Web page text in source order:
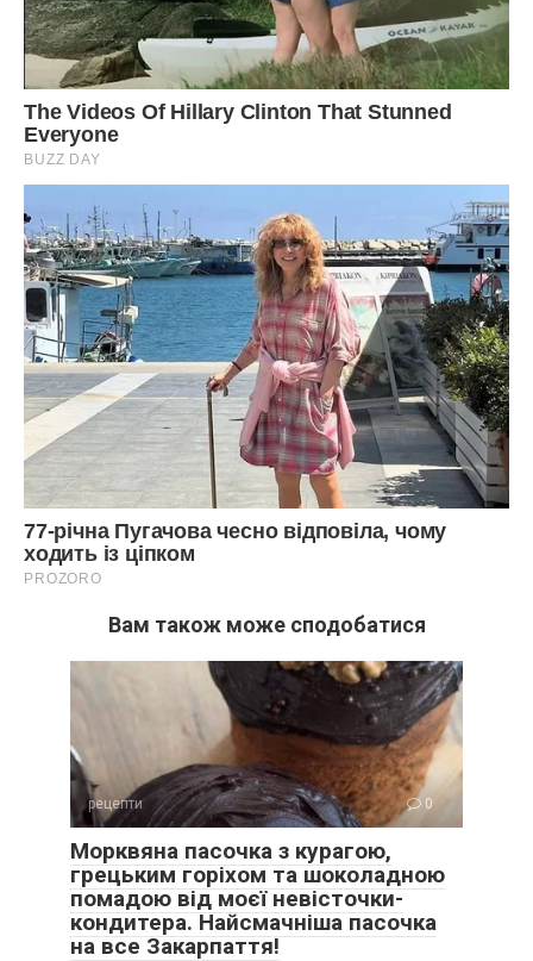
Вам також може сподобатися
рецепти 0
Морквяна пасочка з курагою,
грецьким горіхом та шоколадною
помадою від моєї невісточки-
кондитера. Найсмачніша пасочка
на все Закарпаття!